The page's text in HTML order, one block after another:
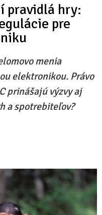
pravidlá hry:
pre
menia
elektronikou. Právo
prinášajú výzvy aj
a spotrebiteľov?